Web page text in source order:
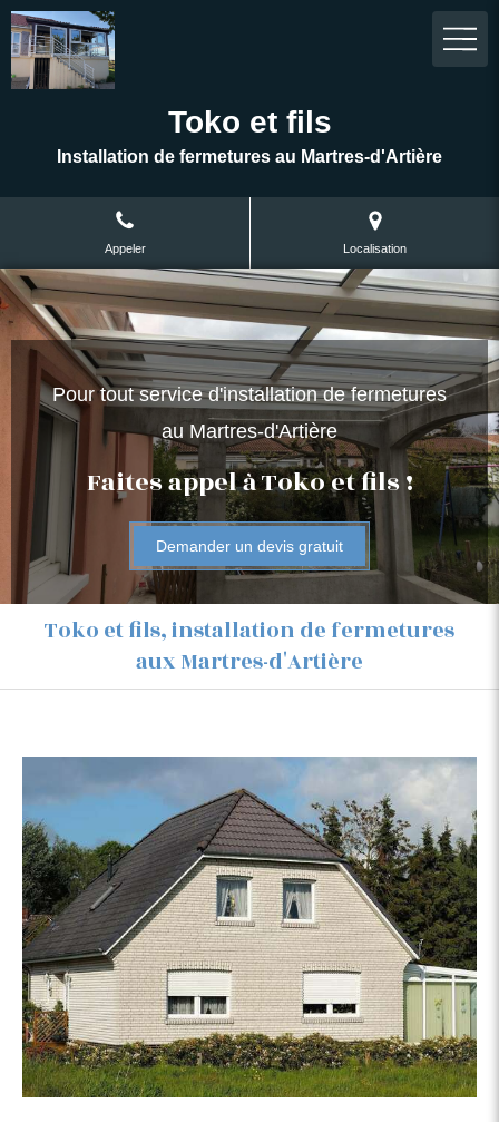
Toko et fils
Installation de fermetures au Martres-d'Artière
Appeler Localisation
Pour tout service d'installation de fermetures
au Martres-d'Artière
Faites appel à Toko et fils !
Demander un devis gratuit
Toko et fils, installation de fermetures
aux Martres-d'Artière